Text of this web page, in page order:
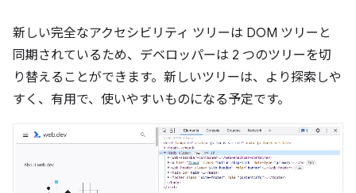
新しい完全なアクセシビリティ ツリーは DOM ツリーと
同期されているため、デベロッパーは 2 つのツリーを切
り替えることができます。新しいツリーは、より探索しや
すく、有用で、使いやすいものになる予定です。